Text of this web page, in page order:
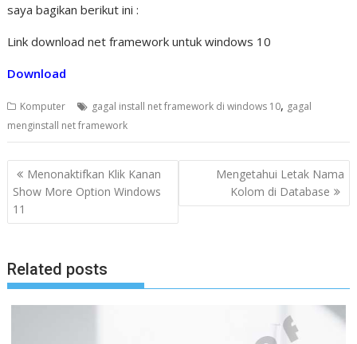
saya bagikan berikut ini :
Link download net framework untuk windows 10
Download
Komputer gagal install net framework di windows 10, gagal
menginstall net framework
N
a
v
g
a
Menonaktifkan Klik Kanan
Show More Option Windows
11
Mengetahui Letak Nama
Kolom di Database
Related posts